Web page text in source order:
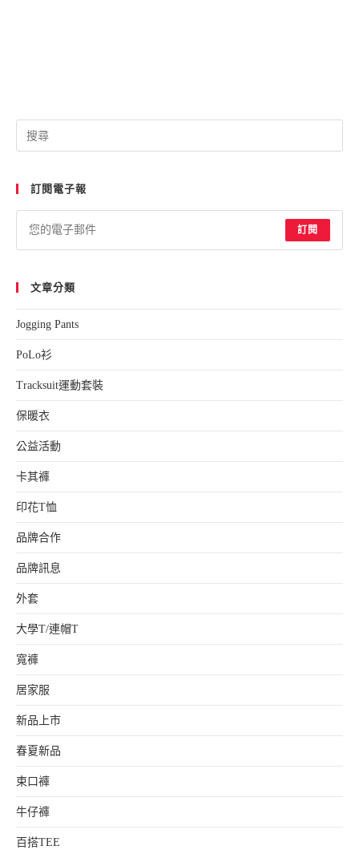
訂閱電子報
訂閱
文章分類
Jogging Pants
PoLo衫
Tracksuit運動套裝
保暖衣
公益活動
卡其褲
印花T恤
品牌合作
品牌訊息
外套
大學T/連帽T
寬褲
居家服
新品上市
春夏新品
束口褲
牛仔褲
百搭TEE